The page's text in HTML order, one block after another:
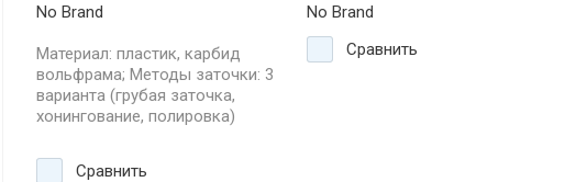
No Brand
Материал: пластик, карбид
вольфрама; Методы заточки: 3
варианта (грубая заточка,
хонингование, полировка)
Сравнить
No Brand
Сравнить